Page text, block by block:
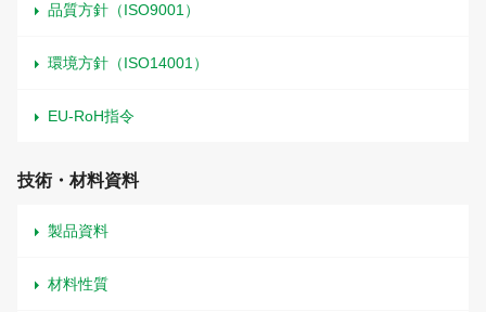
品質方針（ISO9001）
環境方針（ISO14001）
EU-RoH指令
技術・材料資料
製品資料
材料性質